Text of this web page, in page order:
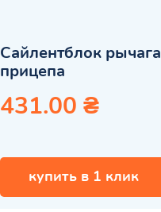
Сайлентблок рычага
прицепа
431.00 ₴
купить в 1 клик